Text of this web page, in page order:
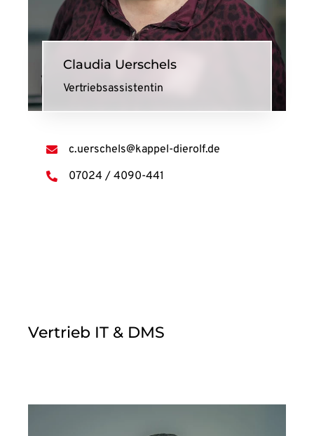
Claudia Uerschels
Vertriebsassistentin
c.uerschels@kappel-dierolf.de
07024 / 4090-441
Vertrieb IT & DMS